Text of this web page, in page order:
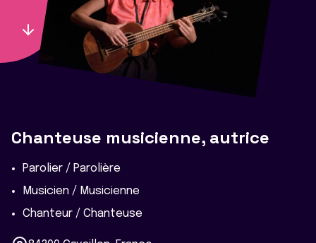
Chanteuse musicienne, autrice
Parolier / Parolière
Musicien / Musicienne
Chanteur / Chanteuse